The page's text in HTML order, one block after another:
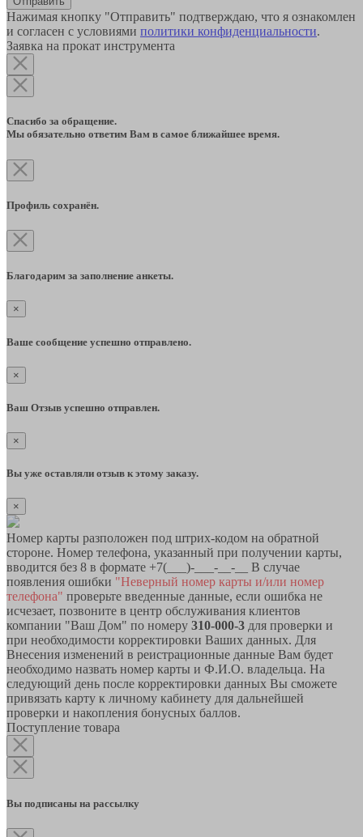
Нажимая кнопку "Отправить" подтверждаю, что я ознакомлен
и согласен с условиями политики конфиденциальности.
Заявка на прокат инструмента
Спасибо за обращение.
Мы обязательно ответим Вам в самое ближайшее время.
Профиль сохранён.
Благодарим за заполнение анкеты.
×
Ваше сообщение успешно отправлено.
×
Ваш Отзыв успешно отправлен.
×
Вы уже оставляли отзыв к этому заказу.
×
Номер карты разположен под штрих-кодом на обратной
стороне. Номер телефона, указанный при получении карты,
вводится без 8 в формате +7(___)-___-__-__ В случае
появления ошибки "Неверный номер карты и/или номер
телефона" проверьте введенные данные, если ошибка не
исчезает, позвоните в центр обслуживания клиентов
компании "Ваш Дом" по номеру 310-000-3 для проверки и
при необходимости корректировки Ваших данных. Для
Внесения изменений в реистрационные данные Вам будет
необходимо назвать номер карты и Ф.И.О. владельца. На
следующий день после корректировки данных Вы сможете
привязать карту к личному кабинету для дальнейшей
проверки и накопления бонусных баллов.
Поступление товара
Вы подписаны на рассылку